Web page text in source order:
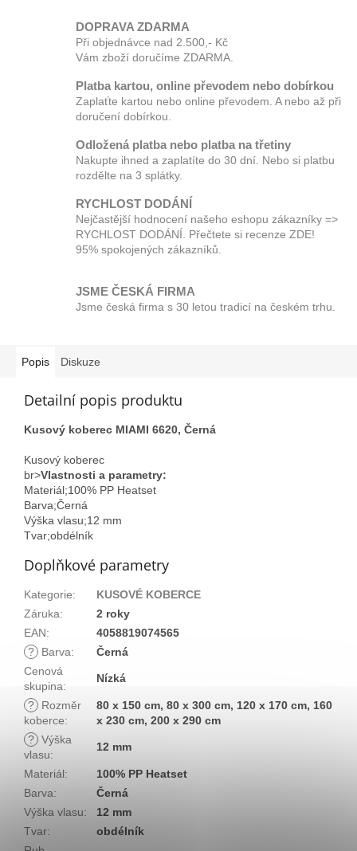
DOPRAVA ZDARMA
Při objednávce nad 2.500,- Kč
Vám zboží doručíme ZDARMA.
Platba kartou, online převodem nebo dobírkou
Zaplaťte kartou nebo online převodem. A nebo až při
doručení dobírkou.
Odložená platba nebo platba na třetiny
Nakupte ihned a zaplatíte do 30 dní. Nebo si platbu
rozdělte na 3 splátky.
RYCHLOST DODÁNÍ
Nejčastější hodnocení našeho eshopu zákazníky =>
RYCHLOST DODÁNÍ. Přečtete si recenze ZDE!
95% spokojených zákazníků.
JSME ČESKÁ FIRMA
Jsme česká firma s 30 letou tradicí na českém trhu.
Popis Diskuze
Detailní popis produktu
Kusový koberec MIAMI 6620, Černá
Kusový koberec
br>Vlastnosti a parametry:
Materiál;100% PP Heatset
Barva;Černá
Výška vlasu;12 mm
Tvar;obdélník
Doplňkové parametry
Kategorie:
KUSOVÉ KOBERCE
Záruka:
2 roky
EAN:
4058819074565
?
Barva:
Černá
Cenová
skupina:
Nízká
?
Rozměr
koberce:
80 x 150 cm, 80 x 300 cm, 120 x 170 cm, 160
x 230 cm, 200 x 290 cm
? Výška
vlasu:
12 mm
Materiál:
100% PP Heatset
Barva:
Černá
Výška vlasu:
12 mm
Tvar:
obdélník